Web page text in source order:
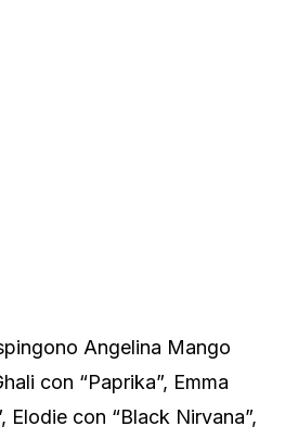
Angelina Mango
con “Paprika”, Emma
Elodie con “Black Nirvana”,